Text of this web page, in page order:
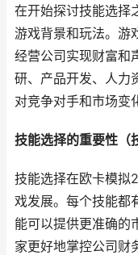
在开始探讨技能选择
游戏背景和玩法。游
经营公司实现财富和
研、产品开发、人力
对竞争对手和市场变
技能选择的重要性（
技能选择在欧卡模拟
戏发展。每个技能都
能可以提供更准确的
家更好地掌控公司财